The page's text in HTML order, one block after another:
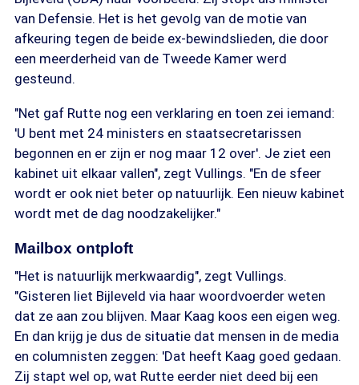
van Defensie. Het is het gevolg van de motie van
afkeuring tegen de beide ex-bewindslieden, die door
een meerderheid van de Tweede Kamer werd
gesteund.
"Net gaf Rutte nog een verklaring en toen zei iemand:
'U bent met 24 ministers en staatsecretarissen
begonnen en er zijn er nog maar 12 over'. Je ziet een
kabinet uit elkaar vallen", zegt Vullings. "En de sfeer
wordt er ook niet beter op natuurlijk. Een nieuw kabinet
wordt met de dag noodzakelijker."
Mailbox ontploft
"Het is natuurlijk merkwaardig", zegt Vullings.
"Gisteren liet Bijleveld via haar woordvoerder weten
dat ze aan zou blijven. Maar Kaag koos een eigen weg.
En dan krijg je dus de situatie dat mensen in de media
en columnisten zeggen: 'Dat heeft Kaag goed gedaan.
Zij stapt wel op, wat Rutte eerder niet deed bij een